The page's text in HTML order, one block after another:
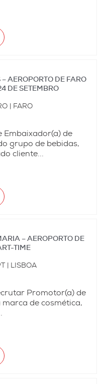
AEROPORTO DE FARO
DE SETEMBRO
| FARO
Embaixador(a) de
grupo de bebidas,
cliente...
– AEROPORTO DE
TIME
| LISBOA
Promotor(a) de
de cosmética,